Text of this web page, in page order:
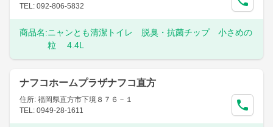
TEL: 092-806-5832
商品名:ニャンとも清潔トイレ 脱臭・抗菌チップ 小さめの
粒 4.4L
ナフコホームプラザナフコ直方
住所: 福岡県直方市下境８７６－１
TEL: 0949-28-1611